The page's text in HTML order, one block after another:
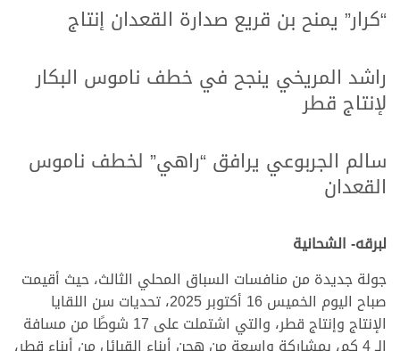
“كرار” يمنح بن قريع صدارة القعدان إنتاج
راشد المريخي ينجح في خطف ناموس البكار
لإنتاج قطر
سالم الجربوعي يرافق “راهي” لخطف ناموس
القعدان
لبرقه- الشحانية
جولة جديدة من منافسات السباق المحلي الثالث، حيث أقيمت
صباح اليوم الخميس 16 أكتوبر 2025، تحديات سن اللقايا
الإنتاج وإنتاج قطر، والتي اشتملت على 17 شوطًا من مسافة